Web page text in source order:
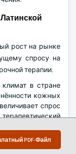
PDF-Файл
рост на рынке
спросу на
терапии.
в стране
кожных
спрос
частые
— 14% случаев,